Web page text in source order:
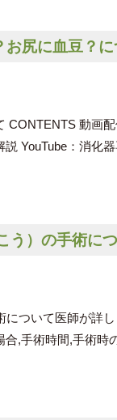
尻に血豆？
CONTENTS 動画
説 YouTube：消化
う）の手術に
について医師が詳
,手術時間,手術